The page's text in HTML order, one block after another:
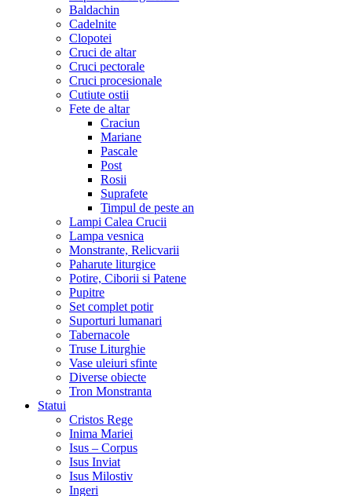
Baldachin
Cadelnite
Clopotei
Cruci de altar
Cruci pectorale
Cruci procesionale
Cutiute ostii
Fete de altar
Craciun
Mariane
Pascale
Post
Rosii
Suprafete
Timpul de peste an
Lampi Calea Crucii
Lampa vesnica
Monstrante, Relicvarii
Paharute liturgice
Potire, Ciborii si Patene
Pupitre
Set complet potir
Suporturi lumanari
Tabernacole
Truse Liturghie
Vase uleiuri sfinte
Diverse obiecte
Tron Monstranta
Statui
Cristos Rege
Inima Mariei
Isus – Corpus
Isus Inviat
Isus Milostiv
Ingeri